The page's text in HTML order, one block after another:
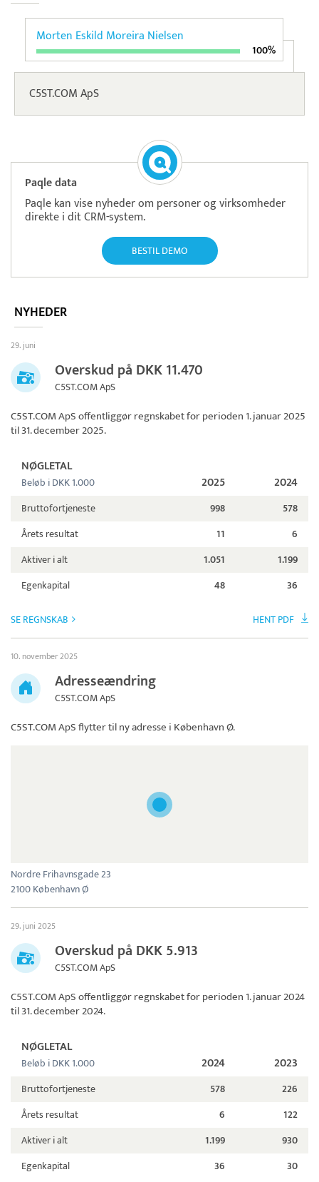
Morten Eskild Moreira Nielsen
100%
C5ST.COM ApS
Paqle data
Paqle kan vise nyheder om personer og virksomheder
direkte i dit CRM-system.
BESTIL DEMO
NYHEDER
29. juni
Overskud på DKK 11.470
C5ST.COM ApS
C5ST.COM ApSoffentliggør regnskabet for perioden 1. januar 2025
til 31. december 2025.
NØGLETAL
Beløb i DKK 1.000 2025 2024
Bruttofortjeneste 998
578
Årets resultat
11
6
Aktiver i alt
1.051
1.199
Egenkapital
48 36
SE REGNSKAB HENT PDF
10. november 2025
Adresseændring
C5ST.COM ApS
C5ST.COM ApSflytter til ny adresse i København Ø.
Nordre Frihavnsgade 23
2100 København Ø
29. juni 2025
Overskud på DKK 5.913
C5ST.COM ApS
C5ST.COM ApSoffentliggør regnskabet for perioden 1. januar 2024
til 31. december 2024.
NØGLETAL
Beløb i DKK 1.000 2024 2023
Bruttofortjeneste 578
226
Årets resultat
6
122
Aktiver i alt
1.199
930
Egenkapital
36 30